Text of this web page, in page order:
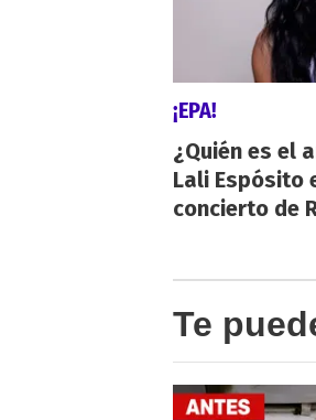
¡EPA!
¿Quién es el
Lali Espósito
concierto de
Te